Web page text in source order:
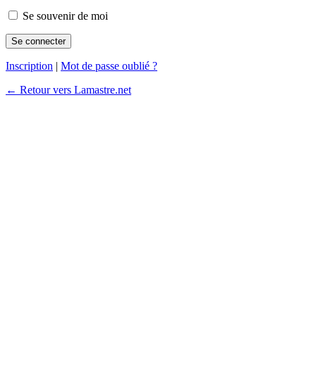
Se souvenir de moi
Inscription | Mot de passe oublié ?
← Retour vers Lamastre.net